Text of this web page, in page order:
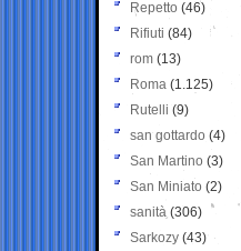
Repetto (46)
Rifiuti (84)
rom (13)
Roma (1.125)
Rutelli (9)
san gottardo (4)
San Martino (3)
San Miniato (2)
sanità (306)
Sarkozy (43)